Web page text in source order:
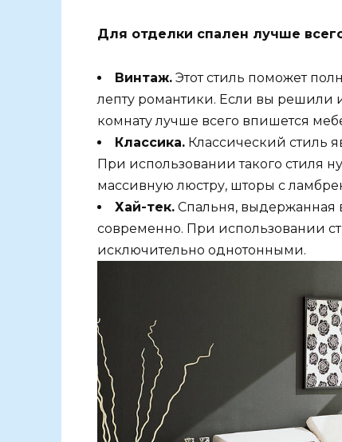
Для отделки спален лучше
Винтаж. Этот стиль поможет
лепту романтики. Если вы решили
комнату лучше всего впишется
Классика. Классический стиль
При использовании такого стиля
массивную люстру, шторы с
Хай-тек. Спальня, выдержанная
современно. При использовании
исключительно однотонными.